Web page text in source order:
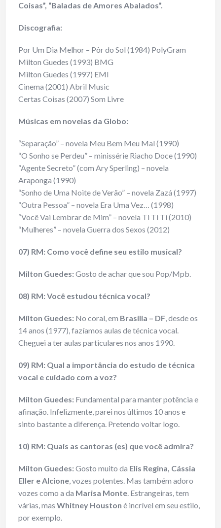
Coisas”, “Baladas de Amores Abalados”.
Discografia:
Por Um Dia Melhor – Pôr do Sol (1984) PolyGram
Milton Guedes (1993) BMG
Milton Guedes (1997) EMI
Cinema (2001) Abril Music
Certas Coisas (2007) Som Livre
Músicas em novelas da Globo:
“Separação” – novela Meu Bem Meu Mal (1990)
“O Sonho se Perdeu” – minissérie Riacho Doce (1990)
“Agente Secreto” (com Ary Sperling) – novela
Araponga (1990)
“Sonho de Uma Noite de Verão” – novela Zazá (1997)
“Outra Pessoa” – novela Era Uma Vez… (1998)
“Você Vai Lembrar de Mim” – novela Ti Ti Ti (2010)
“Mulheres” – novela Guerra dos Sexos (2012)
07) RM: Como você define seu estilo musical?
Milton Guedes:Gosto de achar que sou Pop/Mpb.
08) RM: Você estudou técnica vocal?
Milton Guedes: No coral, em Brasília – DF, desde os
14 anos (1977), fazíamos aulas de técnica vocal.
Cheguei a ter aulas particulares nos anos 1990.
09) RM: Qual a importância do estudo de técnica
vocal e cuidado com a voz?
Milton Guedes: Fundamental para manter potência e
afinação. Infelizmente, parei nos últimos 10 anos e
sinto bastante a diferença. Pretendo voltar logo.
10) RM: Quais as cantoras (es) que você admira?
Milton Guedes:Gosto muito da Elis Regina, Cássia
Eller e Alcione, vozes potentes. Mas também adoro
vozes como a da Marisa Monte. Estrangeiras, tem
várias, mas Whitney Houston é incrível em seu estilo,
por exemplo.